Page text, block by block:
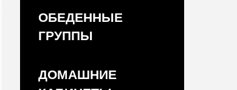
ОБЕДЕННЫЕ
ГРУППЫ
ДОМАШНИЕ